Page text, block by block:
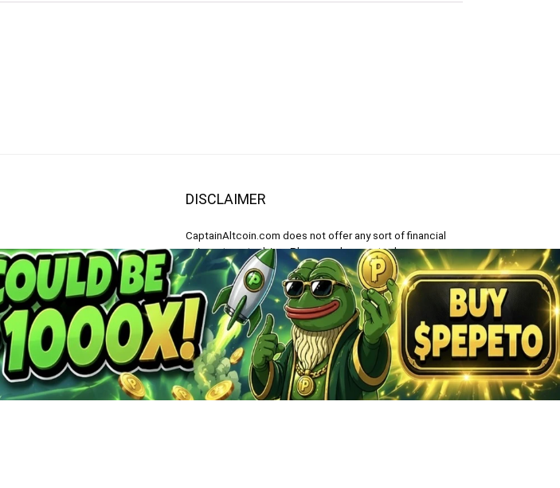
DISCLAIMER
CaptainAltcoin.com does not offer any sort of financial
or investment advice. Please make sure to do your own
research, make educated financial decisions and
consult your Financial Advisor.
All content on CaptainAltcoin is provided solely for
informational purposes. It is not an offer to buy or sell
any security, product, service or investment.